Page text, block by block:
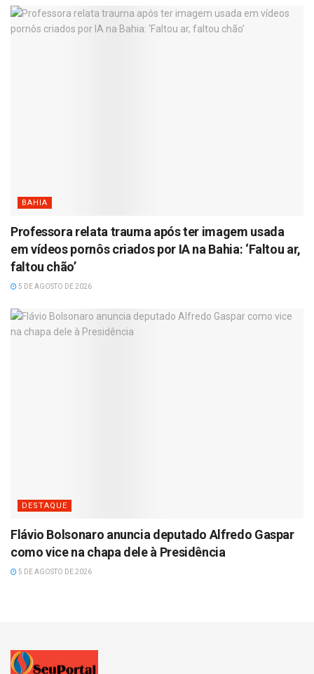
BAHIA
Professora relata trauma após ter imagem usada
em vídeos pornôs criados por IA na Bahia: ‘Faltou ar,
faltou chão’
5 DE AGOSTO DE 2026
DESTAQUE
Flávio Bolsonaro anuncia deputado Alfredo Gaspar
como vice na chapa dele à Presidência
5 DE AGOSTO DE 2026